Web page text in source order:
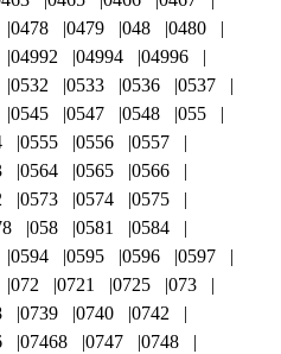
0478 0479 048
0480
04992 04994
04996
0532 0533 0536
0537
0545 0547 0548
055
0555 0556
0557
0564 0565
0566
0573 0574
0575
058 0581
0584
0594 0595 0596
0597
072 0721 0725
073
0739 0740
0742
07468 0747
0748